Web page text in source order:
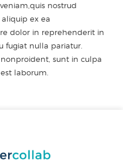
nostrud
ex ea
dolor in reprehenderit in
fugiat nulla pariatur.
sunt in culpa
laborum.